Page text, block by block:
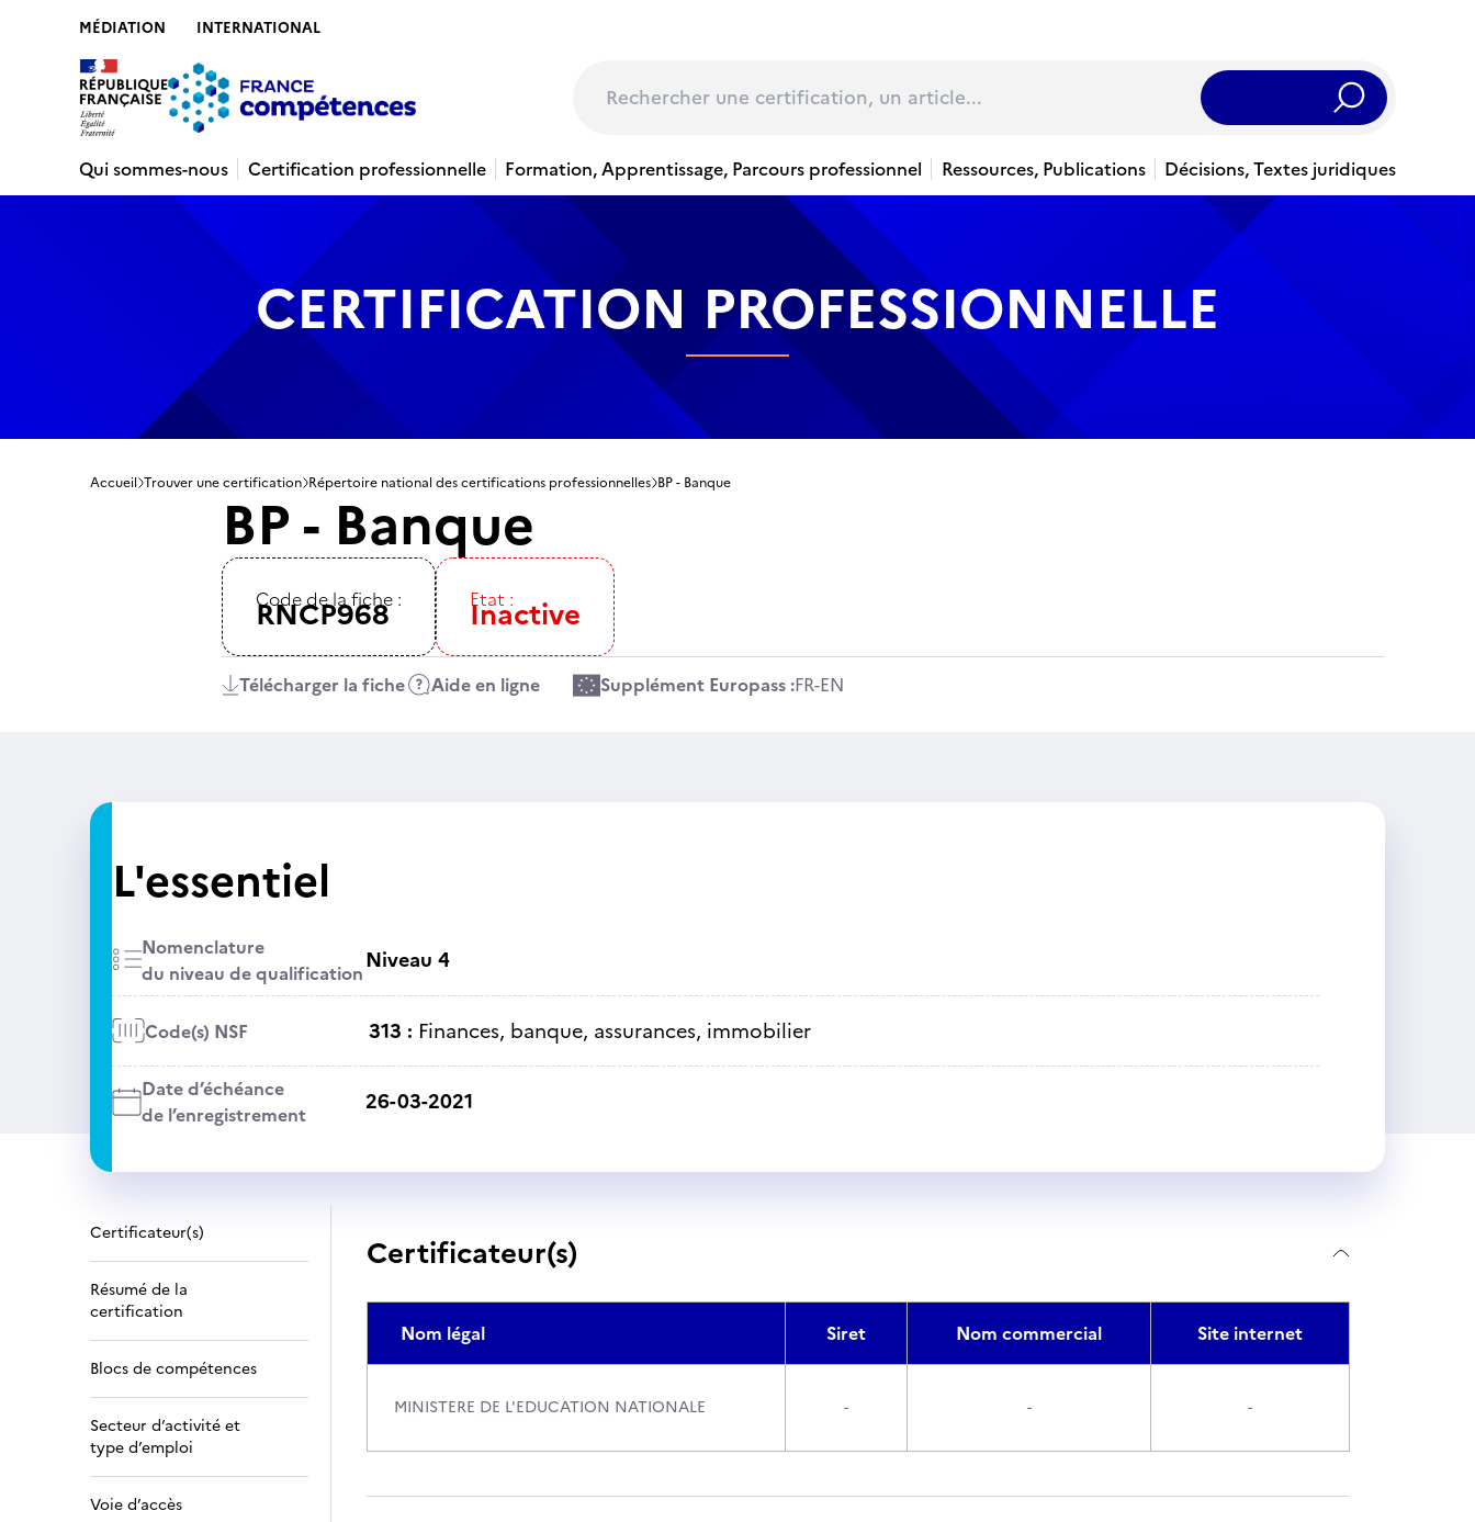
MÉDIATION INTERNATIONAL
Rechercher
Qui sommes-nous
Certification professionnelle Formation, Apprentissage, Parcours professionnel Ressources, Publications Décisions, Textes juridiques
CERTIFICATION PROFESSIONNELLE
Accueil Trouver une certification Répertoire national des certifications professionnelles BP - Banque
BP - Banque
Code de la fiche :
RNCP968 Etat :
Inactive
Télécharger la fiche Aide en ligne Supplément Europass :FR-EN
L'essentiel
Nomenclature
du niveau de qualificationNiveau 4
Code(s) NSF 313 : Finances, banque, assurances, immobilier
Date d’échéance
de l’enregistrement
26-03-2021
Certificateur(s)
Résumé de la
certification
Blocs de compétences
Secteur d’activité et
type d’emploi
Voie d’accès
Certificateur(s)
Nom légal Siret Nom commercial Site internet
MINISTERE DE L'EDUCATION NATIONALE - - -